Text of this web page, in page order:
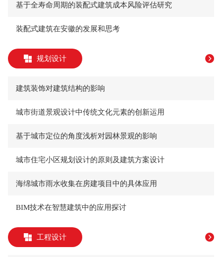
基于全寿命周期的装配式建筑成本风险评估研究
装配式建筑在安徽的发展和思考
规划设计
建筑装饰对建筑结构的影响
城市街道景观设计中传统文化元素的创新运用
基于城市定位的角度浅析对园林景观的影响
城市住宅小区规划设计的原则及建筑方案设计
海绵城市雨水收集在房建项目中的具体应用
BIM技术在智慧建筑中的应用探讨
工程设计